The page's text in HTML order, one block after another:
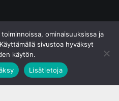
ominaisuuksissa ja
sivustoa hyväksyt
käytön.
Lisätietoja